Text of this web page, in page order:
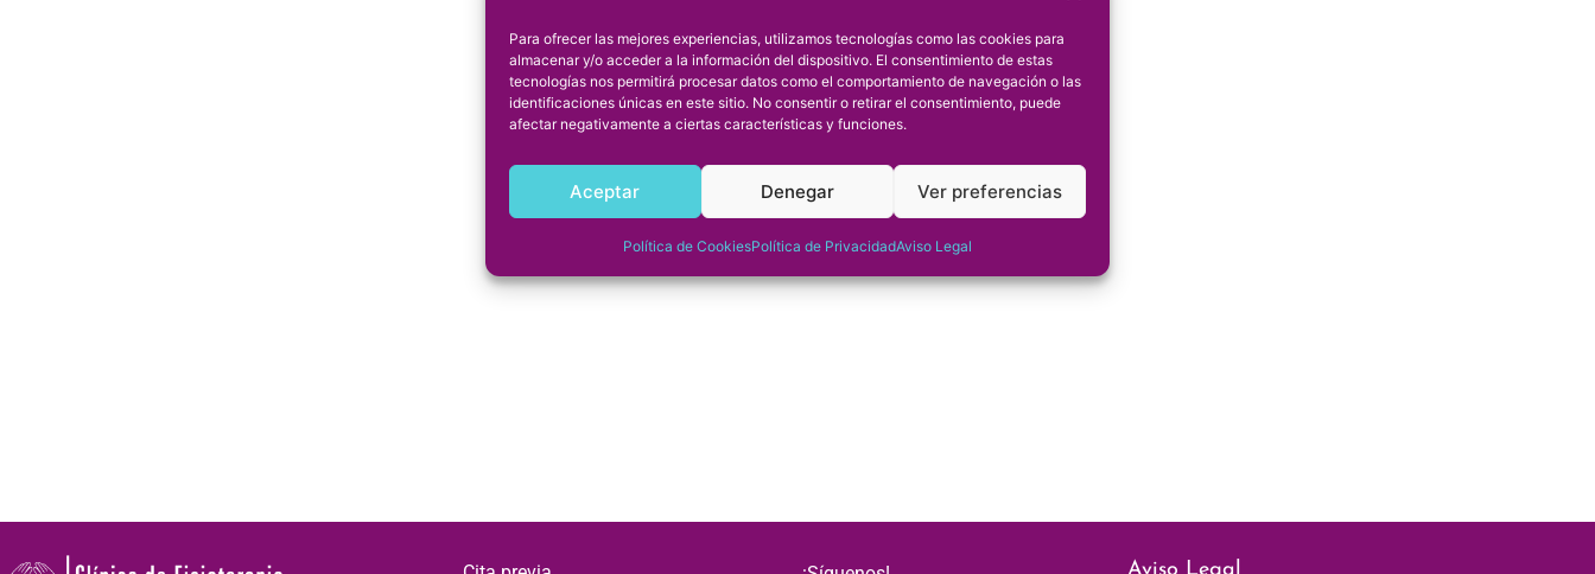
Para ofrecer las mejores experiencias, utilizamos tecnologías como las cookies para
almacenar y/o acceder a la información del dispositivo. El consentimiento de estas
tecnologías nos permitirá procesar datos como el comportamiento de navegación o las
identificaciones únicas en este sitio. No consentir o retirar el consentimiento, puede
afectar negativamente a ciertas características y funciones.
Aceptar Denegar Ver preferencias
Política de CookiesPolítica de PrivacidadAviso Legal